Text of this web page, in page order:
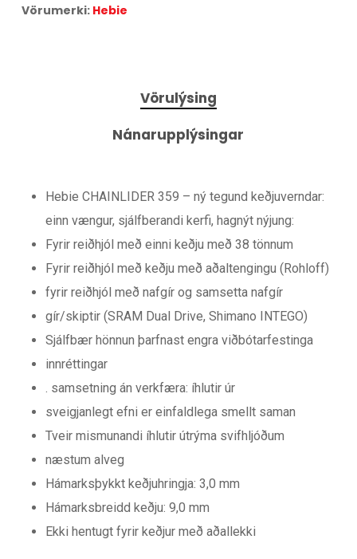
Vörumerki: Hebie
Vörulýsing
Nánarupplýsingar
Hebie CHAINLIDER 359 – ný tegund keðjuverndar:
einn vængur, sjálfberandi kerfi, hagnýt nýjung:
Fyrir reiðhjól með einni keðju með 38 tönnum
Fyrir reiðhjól með keðju með aðaltengingu (Rohloff)
fyrir reiðhjól með nafgír og samsetta nafgír
gír/skiptir (SRAM Dual Drive, Shimano INTEGO)
Sjálfbær hönnun þarfnast engra viðbótarfestinga
innréttingar
. samsetning án verkfæra: íhlutir úr
sveigjanlegt efni er einfaldlega smellt saman
Tveir mismunandi íhlutir útrýma svifhljóðum
næstum alveg
Hámarksþykkt keðjuhringja: 3,0 mm
Hámarksbreidd keðju: 9,0 mm
Ekki hentugt fyrir keðjur með aðallekki